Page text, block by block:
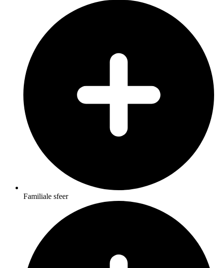
Familiale sfeer